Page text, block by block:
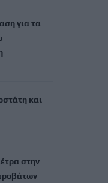
για τα
και
στην